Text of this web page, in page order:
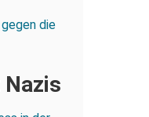
die